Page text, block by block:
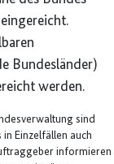
eingereicht.
Bundesländer)
werden.
sind
Einzelfällen auch
informieren